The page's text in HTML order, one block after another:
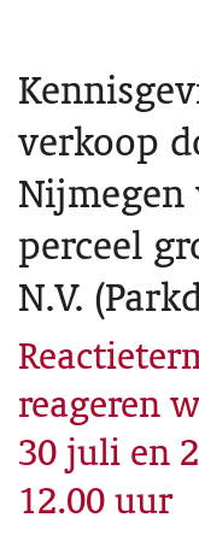
verkoop
Nijmegen
perceel
N.V.
reageren
30 juli en
12.00 uur